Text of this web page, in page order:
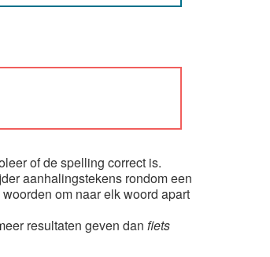
of de spelling correct is.
aanhalingstekens rondom een
om naar elk woord apart
resultaten geven dan fiets